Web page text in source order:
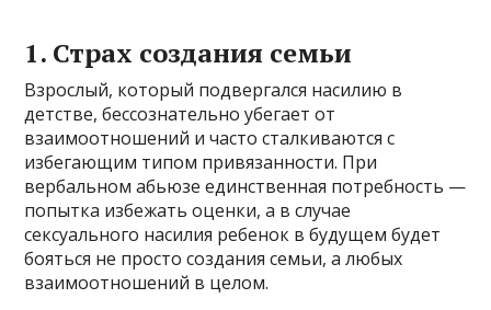
1. Страх создания семьи
Взрослый, который подвергался насилию в
детстве, бессознательно убегает от
взаимоотношений и часто сталкиваются с
избегающим типом привязанности. При
вербальном абьюзе единственная потребность —
попытка избежать оценки, а в случае
сексуального насилия ребенок в будущем будет
бояться не просто создания семьи, а любых
взаимоотношений в целом.